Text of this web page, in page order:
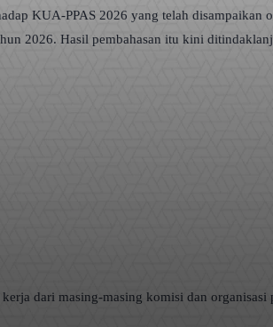
KUA-PPAS 2026 yang telah disampaikan
2026. Hasil pembahasan itu kini
dari masing-masing komisi dan